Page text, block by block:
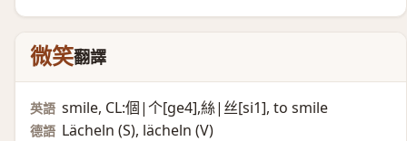
微笑翻譯
英語 smile, CL:個|个[ge4],絲|丝[si1], to smile
德語 Lächeln (S)​, lächeln (V)​